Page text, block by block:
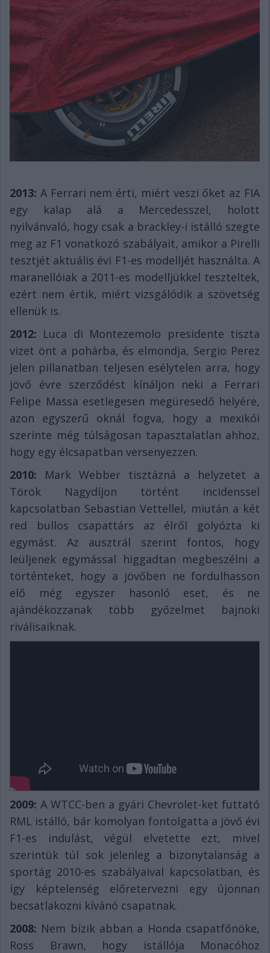
2013: A Ferrari nem érti, miért veszi őket az FIA
egy kalap alá a Mercedesszel, holott
nyilvánvaló, hogy csak a brackley-i istálló szegte
meg az F1 vonatkozó szabályait, amikor a Pirelli
tesztjét aktuális évi F1-es modelljét használta. A
maranellóiak a 2011-es modelljükkel teszteltek,
ezért nem értik, miért vizsgálódik a szövetség
ellenük is.
2012: Luca di Montezemolo presidente tiszta
vizet önt a pohárba, és elmondja, Sergio Perez
jelen pillanatban teljesen esélytelen arra, hogy
jövő évre szerződést kínáljon neki a Ferrari
Felipe Massa esetlegesen megüresedő helyére,
azon egyszerű oknál fogva, hogy a mexikói
szerinte még túlságosan tapasztalatlan ahhoz,
hogy egy élcsapatban versenyezzen.
2010: Mark Webber tisztázná a helyzetet a
Török Nagydíjon történt incidenssel
kapcsolatban Sebastian Vettellel, miután a két
red bullos csapattárs az élről golyózta ki
egymást. Az ausztrál szerint fontos, hogy
leüljenek egymással higgadtan megbeszélni a
történteket, hogy a jövőben ne fordulhasson
elő még egyszer hasonló eset, és ne
ajándékozzanak több győzelmet bajnoki
riválisaiknak.
2009: A WTCC-ben a gyári Chevrolet-ket futtató
RML istálló, bár komolyan fontolgatta a jövő évi
F1-es indulást, végül elvetette ezt, mivel
szerintük túl sok jelenleg a bizonytalanság a
sportág 2010-es szabályaival kapcsolatban, és
így képtelenség előretervezni egy újonnan
becsatlakozni kívánó csapatnak.
2008: Nem bízik abban a Honda csapatfőnöke,
Ross Brawn, hogy istállója Monacóhoz